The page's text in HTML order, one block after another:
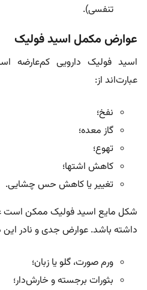
تنفسی).
عوارض مکمل اسید فولیک
اسید فولیک دارویی کم‌عارضه‌
عبارت‌اند از:
نفخ؛
گاز معده؛
تهوع؛
کاهش اشتها؛
تغییر یا کاهش حس چشایی.
شکل مایع اسید فولیک ممکن است
داشته باشد. عوارض جدی و نادر این
ورم صورت، گلو یا زبان؛
بثورات برجسته و خارش‌دار؛